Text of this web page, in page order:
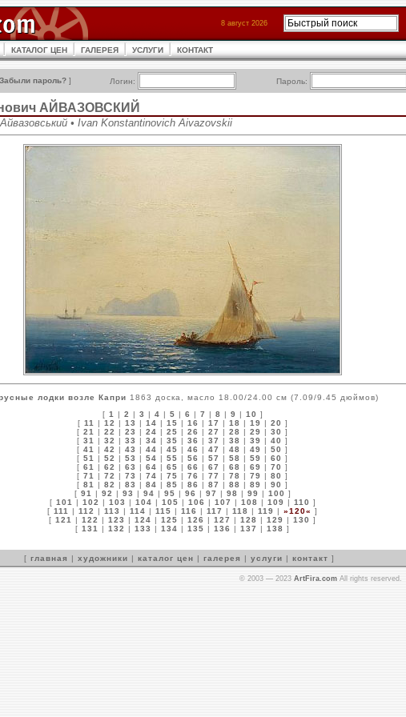
8 август 2026
КАТАЛОГ ЦЕН ГАЛЕРЕЯ УСЛУГИ КОНТАКТ
Забыли пароль? ] Логин: Пароль:
АЙВАЗОВСКИЙ
• Ivan Konstantinovich Aivazovskii
лодки возле Капри 1863 доска, масло 18.00/24.00 см (7.09/9.45 дюймов)
[ 1 | 2 | 3 | 4 | 5 | 6 | 7 | 8 | 9 | 10 ]
[ 11 | 12 | 13 | 14 | 15 | 16 | 17 | 18 | 19 | 20 ]
[ 21 | 22 | 23 | 24 | 25 | 26 | 27 | 28 | 29 | 30 ]
[ 31 | 32 | 33 | 34 | 35 | 36 | 37 | 38 | 39 | 40 ]
[ 41 | 42 | 43 | 44 | 45 | 46 | 47 | 48 | 49 | 50 ]
[ 51 | 52 | 53 | 54 | 55 | 56 | 57 | 58 | 59 | 60 ]
[ 61 | 62 | 63 | 64 | 65 | 66 | 67 | 68 | 69 | 70 ]
[ 71 | 72 | 73 | 74 | 75 | 76 | 77 | 78 | 79 | 80 ]
[ 81 | 82 | 83 | 84 | 85 | 86 | 87 | 88 | 89 | 90 ]
[ 91 | 92 | 93 | 94 | 95 | 96 | 97 | 98 | 99 | 100 ]
[ 101 | 102 | 103 | 104 | 105 | 106 | 107 | 108 | 109 | 110 ]
[ 111 | 112 | 113 | 114 | 115 | 116 | 117 | 118 | 119 | »120« ]
[ 121 | 122 | 123 | 124 | 125 | 126 | 127 | 128 | 129 | 130 ]
[ 131 | 132 | 133 | 134 | 135 | 136 | 137 | 138 ]
[ главная | художники | каталог цен | галерея | услуги | контакт ]
© 2003 — 2023 ArtFira.com All rights reserved.